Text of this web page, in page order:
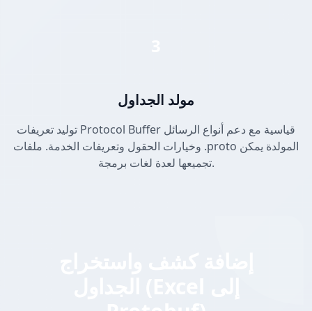
مولد الجداول
توليد تعريفات Protocol Buffer قياسية مع دعم أنواع الرسائل
وخيارات الحقول وتعريفات الخدمة. ملفات .proto المولدة يمكن
تجميعها لعدة لغات برمجة.